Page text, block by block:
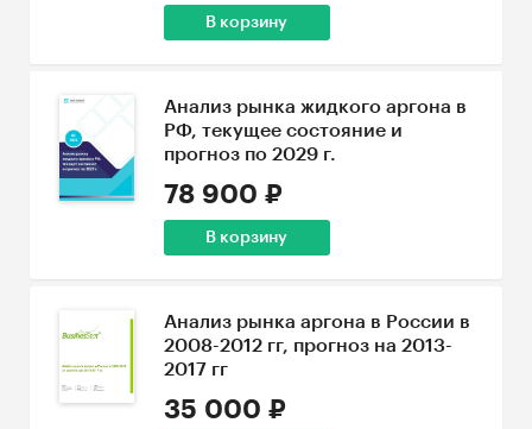
В корзину
Анализ рынка жидкого аргона в
РФ, текущее состояние и
прогноз по 2029 г.
78 900 ₽
В корзину
Анализ рынка аргона в России в
2008-2012 гг, прогноз на 2013-
2017 гг
35 000 ₽